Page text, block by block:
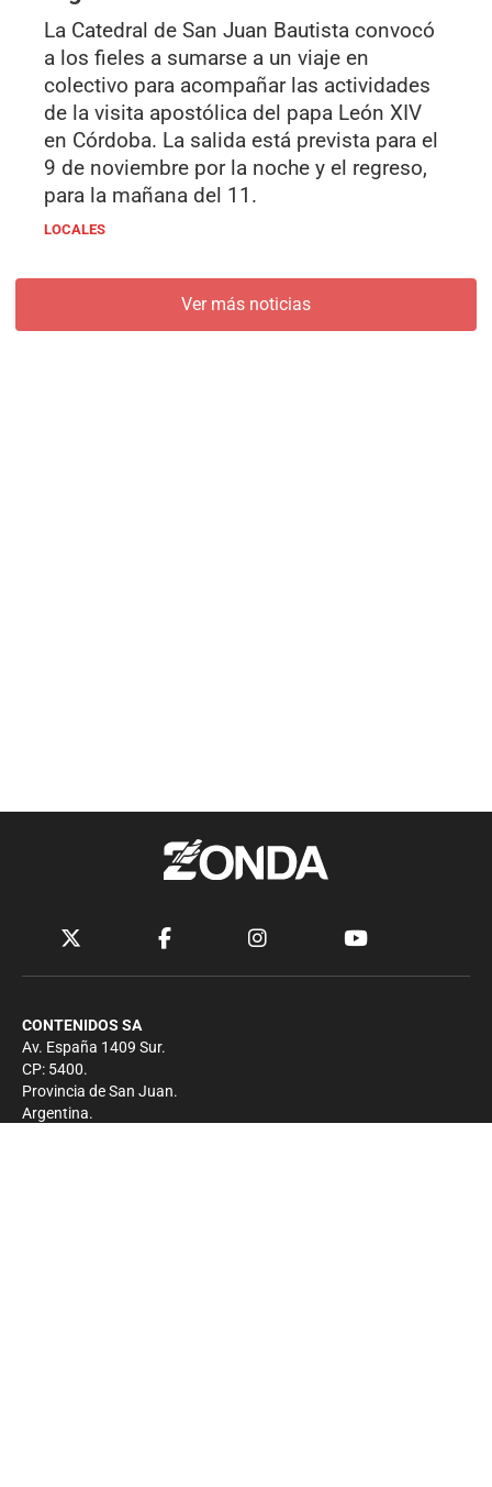
La Catedral de San Juan Bautista convocó
a los fieles a sumarse a un viaje en
colectivo para acompañar las actividades
de la visita apostólica del papa León XIV
en Córdoba. La salida está prevista para el
9 de noviembre por la noche y el regreso,
para la mañana del 11.
LOCALES
Ver más noticias
CONTENIDOS SA
Av. España 1409 Sur.
CP: 5400.
Provincia de San Juan.
Argentina.